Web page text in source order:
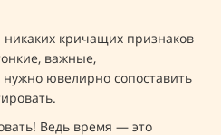
никаких кричащих признаков
важные,
ювелирно сопоставить
Ведь время — это